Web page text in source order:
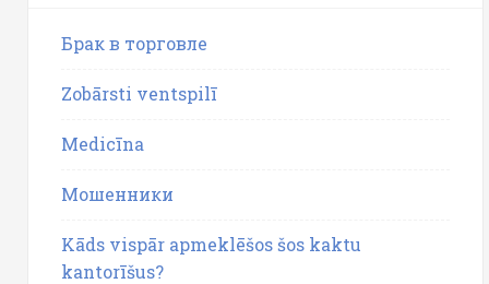
Брак в торговле
Zobārsti ventspilī
Medicīna
Мошенники
Kāds vispār apmeklēšos šos kaktu
kantorīšus?